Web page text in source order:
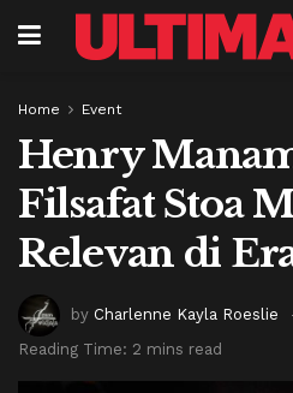
Home Event
Henry
Filsafat Stoa
Relevan di
by Charlenne Kayla Roeslie
Reading Time: 2 mins read